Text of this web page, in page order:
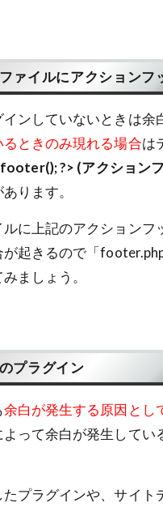
ァイルにアクションフ
ンしていないときは余
ときのみ現れる場合は
?> (アクション
ります。
に上記のアクションフ
起きるので「
ましょう。
プラグイン
余白が発生する原因とし
って余白が発生してい
プラグインや、サイト